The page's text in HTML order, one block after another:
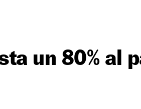
un 80% al